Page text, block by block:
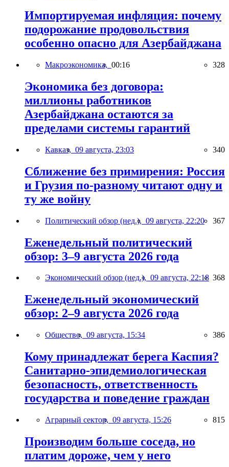
Импортируемая инфляция: почему
подорожание продовольствия
особенно опасно для Азербайджана
Макроэкономика, 00:16 328
Экономика без договора:
миллионы работников
Азербайджана остаются за
пределами системы гарантий
Кавказ, 09 августа, 23:03 340
Сближение без примирения: Россия
и Грузия по-разному читают одну и
ту же войну
Политический обзор (нед.), 09 августа, 22:20 367
Еженедельный политический
обзор: 3–9 августа 2026 года
Экономический обзор (нед.), 09 августа, 22:18 368
Еженедельный экономический
обзор: 2–9 августа 2026 года
Общество, 09 августа, 15:34 386
Кому принадлежат берега Каспия?
Санитарно-эпидемиологическая
безопасность, ответственность
государства и поведение граждан
Аграрный сектор, 09 августа, 15:26 815
Производим больше соседа, но
платим дороже, чем у него